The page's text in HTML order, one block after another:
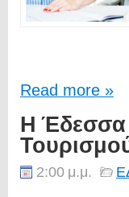
Read more »
Η Έδεσσα
2:00 μ.μ.